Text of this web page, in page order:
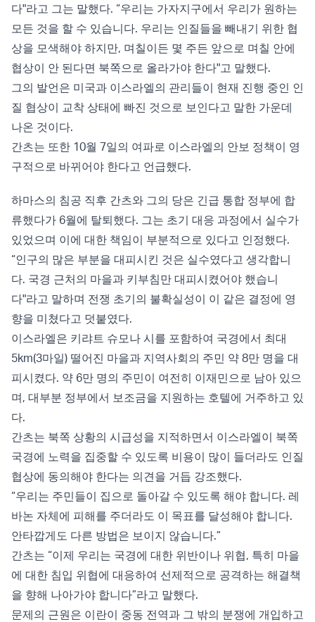
다"라고 그는 말했다. “우리는 가자지구에서 우리가 원하는
모든 것을 할 수 있습니다. 우리는 인질들을 빼내기 위한 협
상을 모색해야 하지만, 며칠이든 몇 주든 앞으로 며칠 안에
협상이 안 된다면 북쪽으로 올라가야 한다"고 말했다.
그의 발언은 미국과 이스라엘의 관리들이 현재 진행 중인 인
질 협상이 교착 상태에 빠진 것으로 보인다고 말한 가운데
나온 것이다.
간츠는 또한 10월 7일의 여파로 이스라엘의 안보 정책이 영
구적으로 바뀌어야 한다고 언급했다.
하마스의 침공 직후 간츠와 그의 당은 긴급 통합 정부에 합
류했다가 6월에 탈퇴했다. 그는 초기 대응 과정에서 실수가
있었으며 이에 대한 책임이 부분적으로 있다고 인정했다.
“인구의 많은 부분을 대피시킨 것은 실수였다고 생각합니
다. 국경 근처의 마을과 키부침만 대피시켰어야 했습니
다"라고 말하며 전쟁 초기의 불확실성이 이 같은 결정에 영
향을 미쳤다고 덧붙였다.
이스라엘은 키랴트 슈모나 시를 포함하여 국경에서 최대
5km(3마일) 떨어진 마을과 지역사회의 주민 약 8만 명을 대
피시켰다. 약 6만 명의 주민이 여전히 이재민으로 남아 있으
며, 대부분 정부에서 보조금을 지원하는 호텔에 거주하고 있
다.
간츠는 북쪽 상황의 시급성을 지적하면서 이스라엘이 북쪽
국경에 노력을 집중할 수 있도록 비용이 많이 들더라도 인질
협상에 동의해야 한다는 의견을 거듭 강조했다.
“우리는 주민들이 집으로 돌아갈 수 있도록 해야 합니다. 레
바논 자체에 피해를 주더라도 이 목표를 달성해야 합니다.
안타깝게도 다른 방법은 보이지 않습니다.”
간츠는 “이제 우리는 국경에 대한 위반이나 위협, 특히 마을
에 대한 침입 위협에 대응하여 선제적으로 공격하는 해결책
을 향해 나아가야 합니다”라고 말했다.
문제의 근원은 이란이 중동 전역과 그 밖의 분쟁에 개입하고